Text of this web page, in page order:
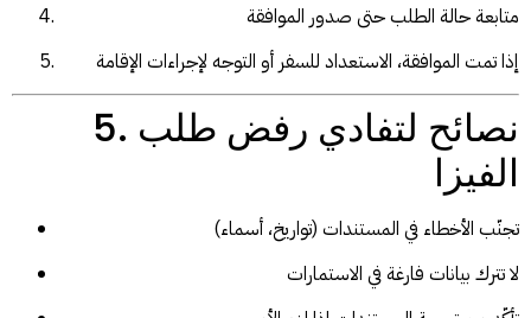
متابعة حالة الطلب حتى صدور الموافقة
إذا تمت الموافقة، الاستعداد للسفر أو التوجه لإجراءات الإقامة
5. نصائح لتفادي رفض طلب
الفيزا
تجنّب الأخطاء في المستندات (تواريخ، أسماء)
لا تترك بيانات فارغة في الاستمارات